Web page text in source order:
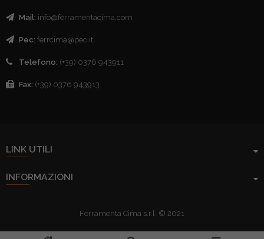
Mail: info@ferramentacima.com
Pec: ferrcima@pec.it
Telefono: (+39) 0376 943911
Fax: (+39) 0376 943913
LINK UTILI
INFORMAZIONI
Ferramenta Cima s.r.l. © 2021